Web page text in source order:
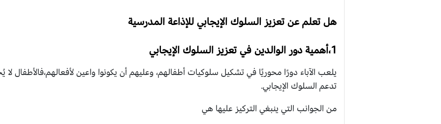
هل تعلم عن تعزيز السلوك الإيجابي للإذاعة المدرسية
1،أهمية دور الوالدين في تعزيز السلوك الإيجابي
يلعب الآباء دورًا محوريًا في تشكيل سلوكيات أطفالهم، وعليهم أن يكونوا واعين لأفعالهم،فالأطفال لا
تدعم السلوك الإيجابي.
من الجوانب التي ينبغي التركيز عليها هي